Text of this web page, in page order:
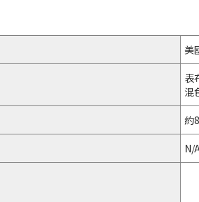
美
表
混
約
N/